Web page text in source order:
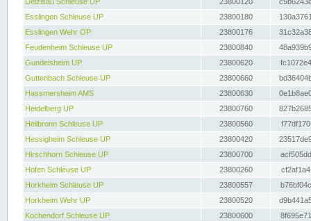
Esslingen Schleuse UP
23800180
Esslingen Wehr OP
23800176
Feudenheim Schleuse UP
23800840
Gundelsheim UP
23800620
Guttenbach Schleuse UP
23800660
Hassmersheim AMS
23800630
Heidelberg UP
23800760
Heilbronn Schleuse UP
23800560
Hessigheim Schleuse UP
23800420
Hirschhorn Schleuse UP
23800700
Hofen Schleuse UP
23800260
Horkheim Schleuse UP
23800557
Horkheim Wehr UP
23800520
Kochendorf Schleuse UP
23800600